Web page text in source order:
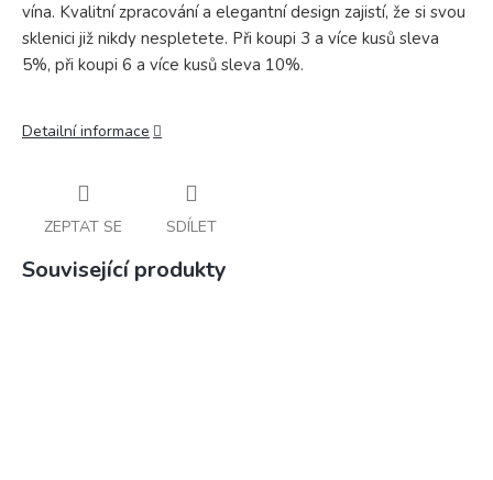
vína. Kvalitní zpracování a elegantní design zajistí, že si svou
sklenici již nikdy nespletete. Při koupi 3 a více kusů sleva
5%, při koupi 6 a více kusů sleva 10%.
Detailní informace
ZEPTAT SE SDÍLET
Související produkty